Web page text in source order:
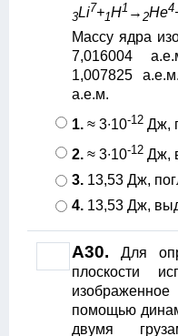
3Li7+1H1 → 2He4
Массу ядра
7,016004
1,007825
а.е.м.
1. ≈ 3∙10-12 Дж,
2. ≈ 3∙10-12 Дж,
3. 13,53 Дж,
4. 13,53 Дж,
A30.Для
плоскости
помощью
двумя